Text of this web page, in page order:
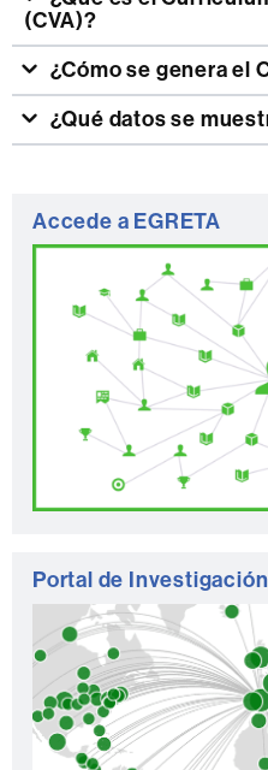
(CVA)?
¿Cómo se genera el
¿Qué datos se
Información
complementaria
Accede a EGRETA
Portal de